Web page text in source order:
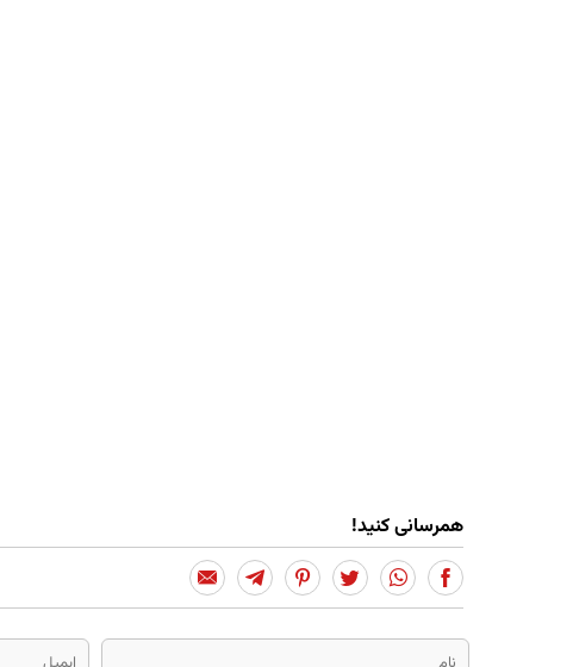
همرسانی کنید!